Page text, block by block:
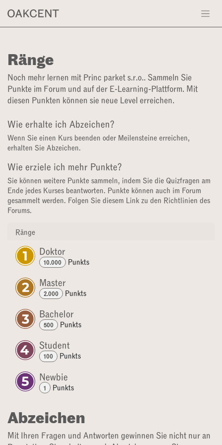
Ränge
Noch mehr lernen mit Princ parket s.r.o.. Sammeln Sie
Punkte im Forum und auf der E-Learning-Plattform. Mit
diesen Punkten können sie neue Level erreichen.
Wie erhalte ich Abzeichen?
Wenn Sie einen Kurs beenden oder Meilensteine erreichen,
erhalten Sie Abzeichen.
Wie erziele ich mehr Punkte?
Sie können weitere Punkte sammeln, indem Sie die Quizfragen am
Ende jedes Kurses beantworten. Punkte können auch im Forum
gesammelt werden. Folgen Sie diesem Link zu den Richtlinien des
Forums.
Ränge
Doktor
10.000 Punkts
Master
2.000 Punkts
Bachelor
500 Punkts
Student
100 Punkts
Newbie
1 Punkts
Abzeichen
Mit Ihren Fragen und Antworten gewinnen Sie nicht nur an